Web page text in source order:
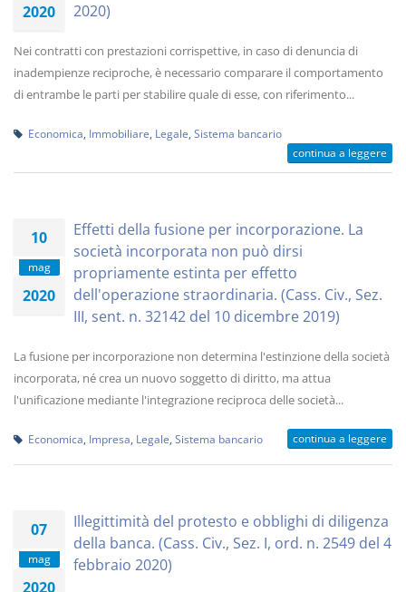
2020
2020)
Nei contratti con prestazioni corrispettive, in caso di denuncia di
inadempienze reciproche, è necessario comparare il comportamento
di entrambe le parti per stabilire quale di esse, con riferimento...
Economica Immobiliare Legale Sistema bancario
continua a leggere
10
mag
2020
Effetti della fusione per incorporazione. La
società incorporata non può dirsi
propriamente estinta per effetto
dell'operazione straordinaria. (Cass. Civ., Sez.
III, sent. n. 32142 del 10 dicembre 2019)
La fusione per incorporazione non determina l'estinzione della società
incorporata, né crea un nuovo soggetto di diritto, ma attua
l'unificazione mediante l'integrazione reciproca delle società...
Economica Impresa Legale Sistema bancario continua a leggere
07
mag
2020
Illegittimità del protesto e obblighi di diligenza
della banca. (Cass. Civ., Sez. I, ord. n. 2549 del 4
febbraio 2020)